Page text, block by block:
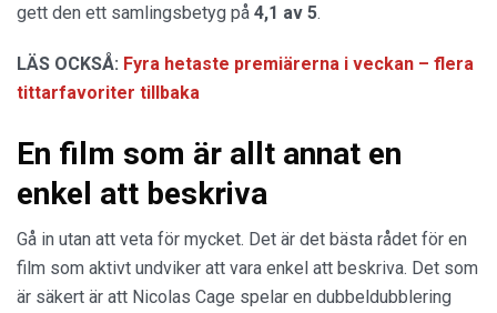
gett den ett samlingsbetyg på 4,1 av 5.
LÄS OCKSÅ: Fyra hetaste premiärerna i veckan – flera
tittarfavoriter tillbaka
En film som är allt annat en
enkel att beskriva
Gå in utan att veta för mycket. Det är det bästa rådet för en
film som aktivt undviker att vara enkel att beskriva. Det som
är säkert är att Nicolas Cage spelar en dubbeldubblering